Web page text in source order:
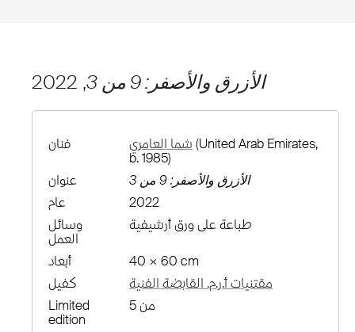
الأزرق والأصفر: 9 من 3 , 2022
فنان شما العامري (United Arab Emirates,
b. 1985)
عنوان
الأزرق والأصفر: 9 من 3
عام
2022
وسائل
العمل
طباعة على ورق أرشيفية
أبعاد
40 × 60 cm
كفيل
مقتنيات أ.ر.م. القابضة الفنية
Limited
edition
من 5